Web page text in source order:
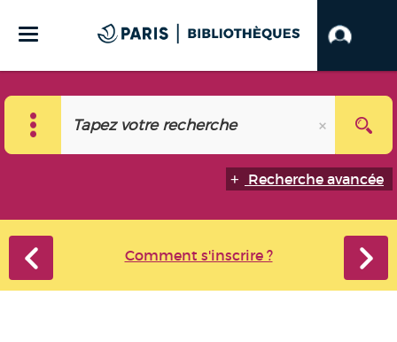
Recherche avancée
Comment s'inscrire ?